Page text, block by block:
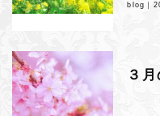
blog｜
３